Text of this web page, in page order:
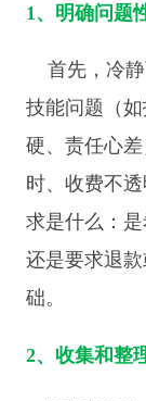
1、明确问题
首先，冷静
技能问题（
硬、责任心
时、收费不
求是什么：
还是要求退
础。
2、收集和整